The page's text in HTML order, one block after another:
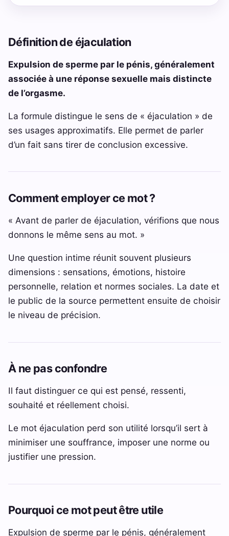
Définition de éjaculation
Expulsion de sperme par le pénis, généralement
associée à une réponse sexuelle mais distincte
de l’orgasme.
La formule distingue le sens de « éjaculation » de
ses usages approximatifs. Elle permet de parler
d’un fait sans tirer de conclusion excessive.
Comment employer ce mot ?
« Avant de parler de éjaculation, vérifions que nous
donnons le même sens au mot. »
Une question intime réunit souvent plusieurs
dimensions : sensations, émotions, histoire
personnelle, relation et normes sociales. La date et
le public de la source permettent ensuite de choisir
le niveau de précision.
À ne pas confondre
Il faut distinguer ce qui est pensé, ressenti,
souhaité et réellement choisi.
Le mot éjaculation perd son utilité lorsqu’il sert à
minimiser une souffrance, imposer une norme ou
justifier une pression.
Pourquoi ce mot peut être utile
Expulsion de sperme par le pénis, généralement